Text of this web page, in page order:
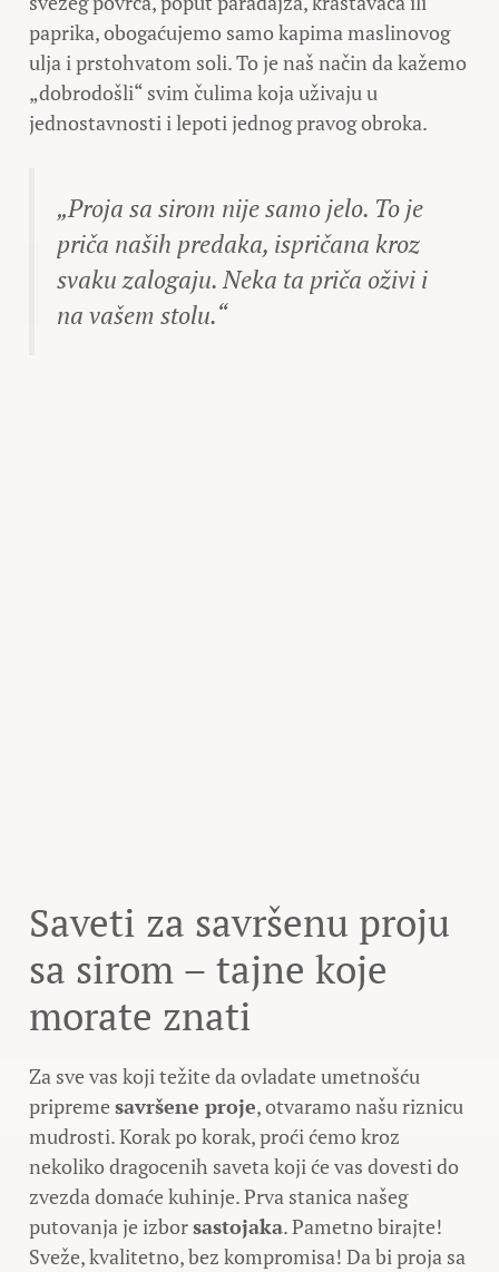
paprika, obogaćujemo samo kapima maslinovog
ulja i prstohvatom soli. To je naš način da kažemo
„dobrodošli“ svim čulima koja uživaju u
jednostavnosti i lepoti jednog pravog obroka.
„Proja sa sirom nije samo jelo. To je
priča naših predaka, ispričana kroz
svaku zalogaju. Neka ta priča oživi i
na vašem stolu.“
Saveti za savršenu proju
sa sirom – tajne koje
morate znati
Za sve vas koji težite da ovladate umetnošću
pripremesavršene proje, otvaramo našu riznicu
mudrosti. Korak po korak, proći ćemo kroz
nekoliko dragocenih saveta koji će vas dovesti do
zvezda domaće kuhinje. Prva stanica našeg
putovanja je izborsastojaka. Pametno birajte!
Sveže, kvalitetno, bez kompromisa! Da bi proja sa